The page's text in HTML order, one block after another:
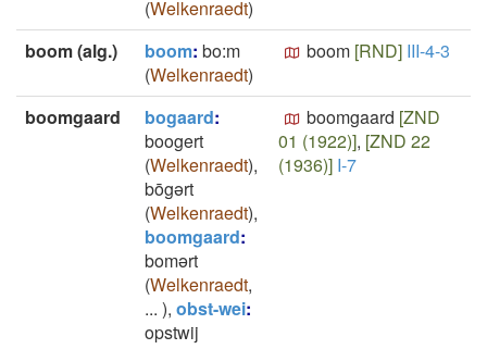
(Welkenraedt)
boom (alg.) boom: bo:m
(Welkenraedt)
boom [RND] III-4-3
boomgaard bogaard:
boogert
(Welkenraedt),
bōgərt
(Welkenraedt),
boomgaard:
bomərt
(Welkenraedt,
... ), obst-wei:
opstwij
boomgaard [ZND
01 (1922)], [ZND 22
(1936)] I-7